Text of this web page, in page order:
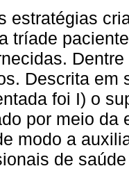
estratégias
tríade
Descrita em
foi I) o
por meio da
modo a
de